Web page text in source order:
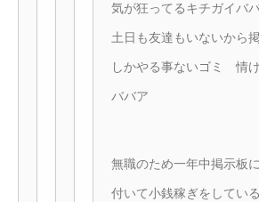
気が狂ってるキチガイバ
土日も友達もいないから
しかやる事ないゴミ 情
ババア
無職のため一年中掲示板
付いて小銭稼ぎをしてい